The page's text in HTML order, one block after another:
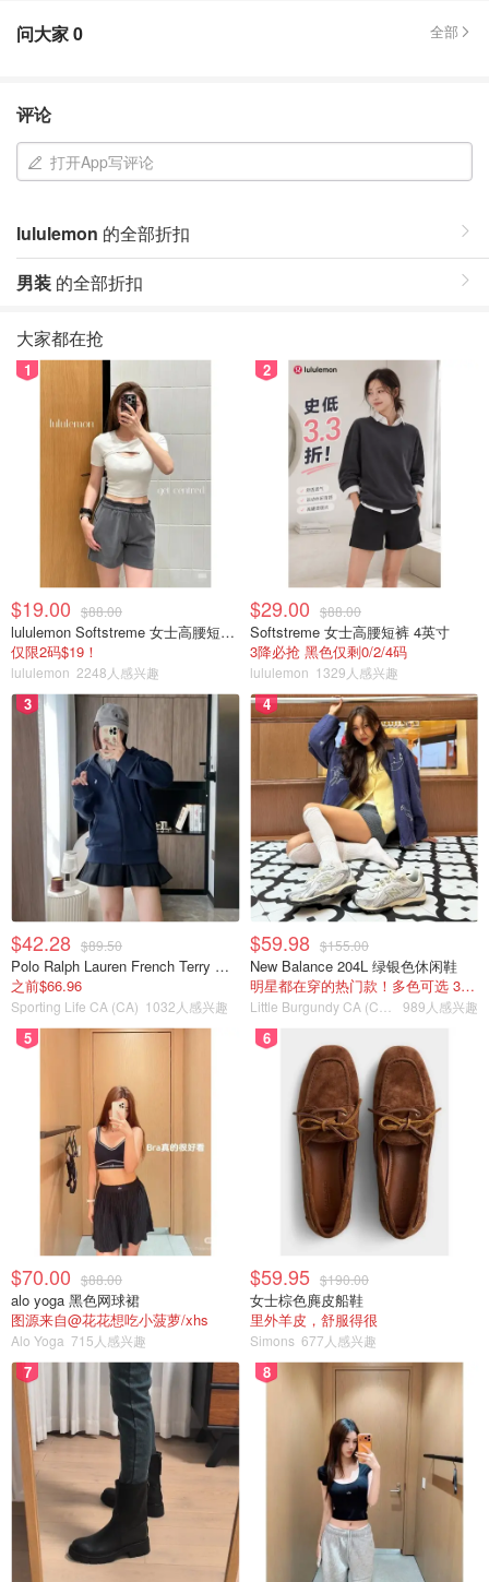
问大家0 全部
评论
打开App写评论
lululemon 的全部折扣
男装 的全部折扣
大家都在抢
1
$19.00 $88.00
lululemon Softstreme 女士高腰短裤 10cm
仅限2码$19！
lululemon 2248人感兴趣
2
$29.00 $88.00
Softstreme 女士高腰短裤 4英寸
3降必抢 黑色仅剩0/2/4码
lululemon 1329人感兴趣
3
$42.28 $89.50
Polo Ralph Lauren French Terry 女童连帽卫衣 7-16码
之前$66.96
Sporting Life CA (CA) 1032人感兴趣
4
$59.98 $155.00
New Balance 204L 绿银色休闲鞋
明星都在穿的热门款！多色可选 3.8折
989人感兴趣
5
$70.00 $88.00
alo yoga 黑色网球裙
图源来自@花花想吃小菠萝/xhs
Alo Yoga 715人感兴趣
6
$59.95 $190.00
女士棕色麂皮船鞋
里外羊皮，舒服得很
Simons 677人感兴趣
7 8